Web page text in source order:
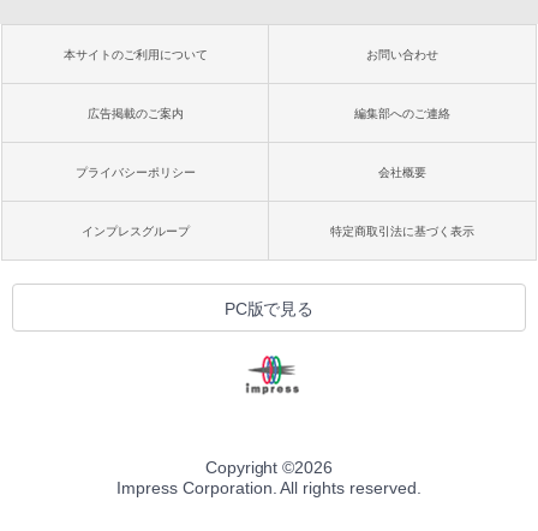
本サイトのご利用について お問い合わせ
広告掲載のご案内 編集部へのご連絡
プライバシーポリシー 会社概要
インプレスグループ 特定商取引法に基づく表示
PC版で見る
Copyright ©2026
Impress Corporation. All rights reserved.